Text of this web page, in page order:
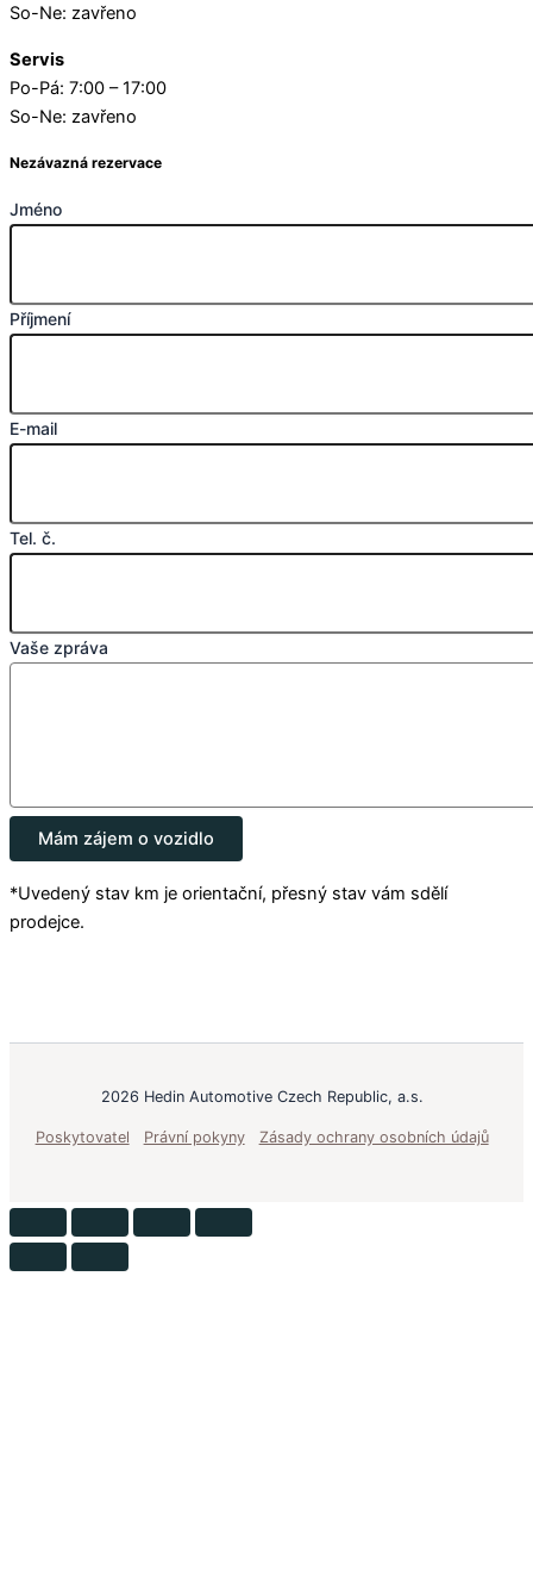
So-Ne: zavřeno
Servis
Po-Pá: 7:00 – 17:00
So-Ne: zavřeno
Nezávazná rezervace
Jméno
Příjmení
E-mail
Tel. č.
Vaše zpráva
Mám zájem o vozidlo
*Uvedený stav km je orientační, přesný stav vám sdělí
prodejce.
2026 Hedin Automotive Czech Republic, a.s.
Poskytovatel Právní pokyny Zásady ochrany osobních údajů